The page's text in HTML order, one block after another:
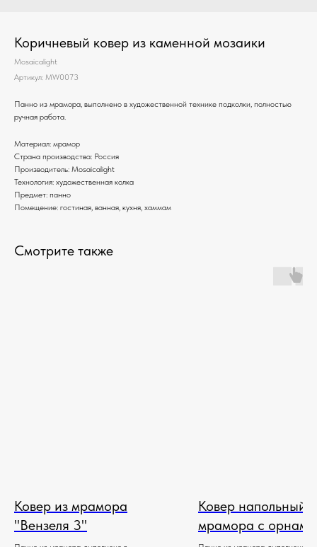
Коричневый ковер из каменной мозаики
Mosaicalight
Артикул: MW0073
Панно из мрамора, выполнено в художественной технике подколки, полностью
ручная работа.
Материал: мрамор
Страна производства: Россия
Производитель: Mosaicalight
Технология: художественная колка
Предмет: панно
Помещение: гостиная, ванная, кухня, хаммам
Смотрите также
Ковер из мрамора
"Вензеля 3"
Ковер напольный
мрамора с